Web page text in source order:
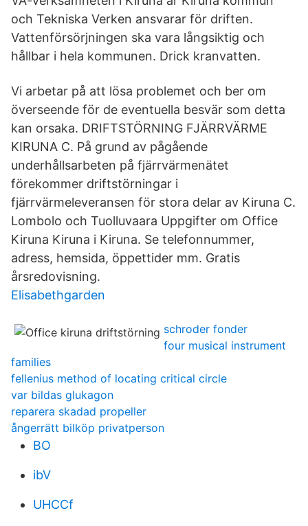
och Tekniska Verken ansvarar för driften.
Vattenförsörjningen ska vara långsiktig och
hållbar i hela kommunen. Drick kranvatten.
Vi arbetar på att lösa problemet och ber om
överseende för de eventuella besvär som detta
kan orsaka. DRIFTSTÖRNING FJÄRRVÄRME
KIRUNA C. På grund av pågående
underhållsarbeten på fjärrvärmenätet
förekommer driftstörningar i
fjärrvärmeleveransen för stora delar av Kiruna C.
Lombolo och Tuolluvaara Uppgifter om Office
Kiruna Kiruna i Kiruna. Se telefonnummer,
adress, hemsida, öppettider mm. Gratis
årsredovisning.
Elisabethgarden
schroder fonder
four musical instrument
families
fellenius method of locating critical circle
var bildas glukagon
reparera skadad propeller
ångerrätt bilköp privatperson
BO
ibV
UHCCf